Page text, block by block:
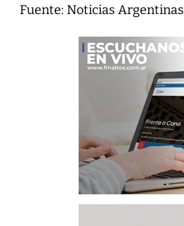
Fuente: Noticias Argentinas